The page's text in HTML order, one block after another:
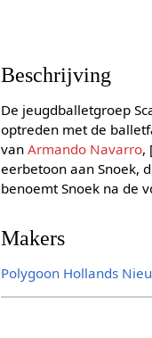
Beschrijving
De jeugdballetgroep
optreden met de
vanArmando Navarro,
eerbetoon aan Snoek,
benoemt Snoek na de
Makers
Polygoon Hollands